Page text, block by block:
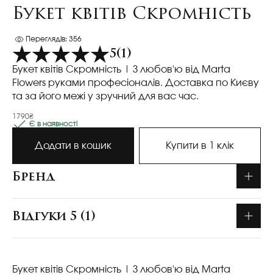
Букет квітів Скромність
Переглядів: 356
5(1)
Букет квітів Скромність
| З любов'ю від Marta
Flowers руками професіоналів. Доставка по Києву
та за його межі у зручний для вас час.
1790₴
Є в наявності
Додати в кошик Купити в 1 клік
Бренд
Відгуки 5 (1)
Букет квітів Скромність
| З любов'ю від Marta